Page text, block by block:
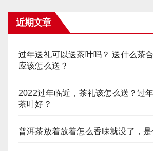
近期文章
过年送礼可以送茶叶吗？ 送什么茶
应该怎么送？
2022过年临近，茶礼该怎么送？过
茶叶好？
普洱茶放着放着怎么香味就没了，是